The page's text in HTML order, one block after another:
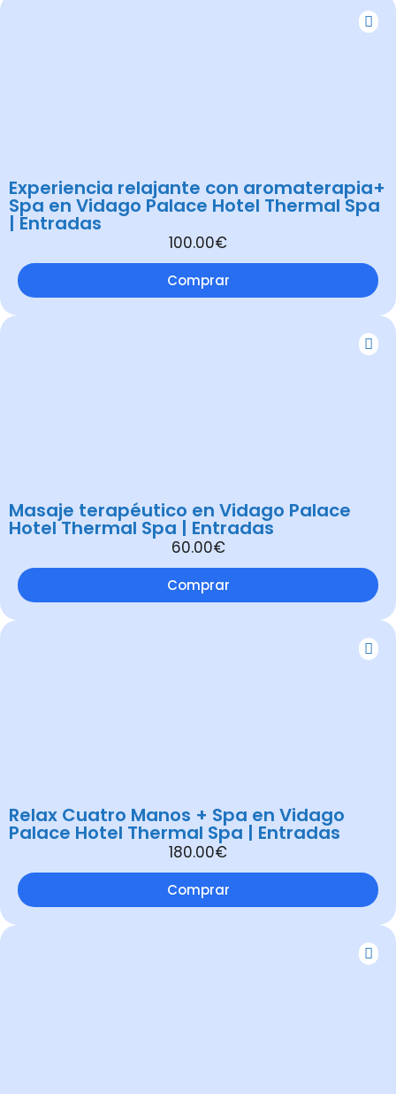
Experiencia relajante con aromaterapia+
Spa en Vidago Palace Hotel Thermal Spa
| Entradas
100.00€
Comprar
Masaje terapéutico en Vidago Palace
Hotel Thermal Spa | Entradas
60.00€
Comprar
Relax Cuatro Manos + Spa en Vidago
Palace Hotel Thermal Spa | Entradas
180.00€
Comprar